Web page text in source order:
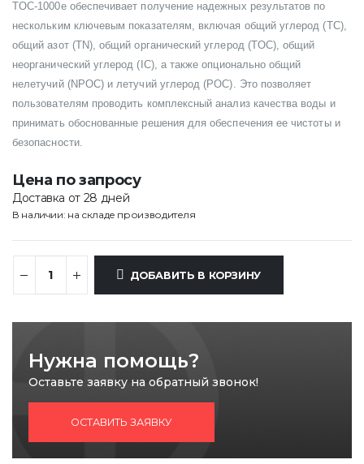
TOC-1000e обеспечивает получение надежных результатов по
нескольким ключевым показателям, включая общий углерод (TC),
общий азот (TN), общий органический углерод (TOC), общий
неорганический углерод (IC), а также опционально общий
нелетучий (NPOC) и летучий углерод (POC). Это позволяет
пользователям проводить комплексный анализ качества воды и
принимать обоснованные решения для обеспечения ее чистоты и
безопасности.
Цена по запросу
Доставка от 28 дней
В наличии: на складе производителя
ДОБАВИТЬ В КОРЗИНУ
Нужна помощь?
Оставьте заявку на обратный звонок!
ОСТАВИТЬ ЗАЯВКУ